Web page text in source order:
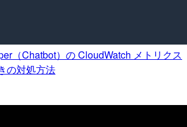
（Chatbot）の CloudWatch メトリクス
の対処方法